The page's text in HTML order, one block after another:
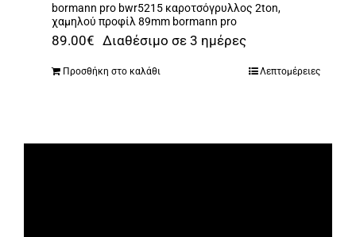
bormann pro bwr5215 καροτσόγρυλλος 2ton,
χαμηλού προφίλ 89mm bormann pro
89.00€ Διαθέσιμο σε 3 ημέρες
Προσθήκη στο καλάθι Λεπτομέρειες